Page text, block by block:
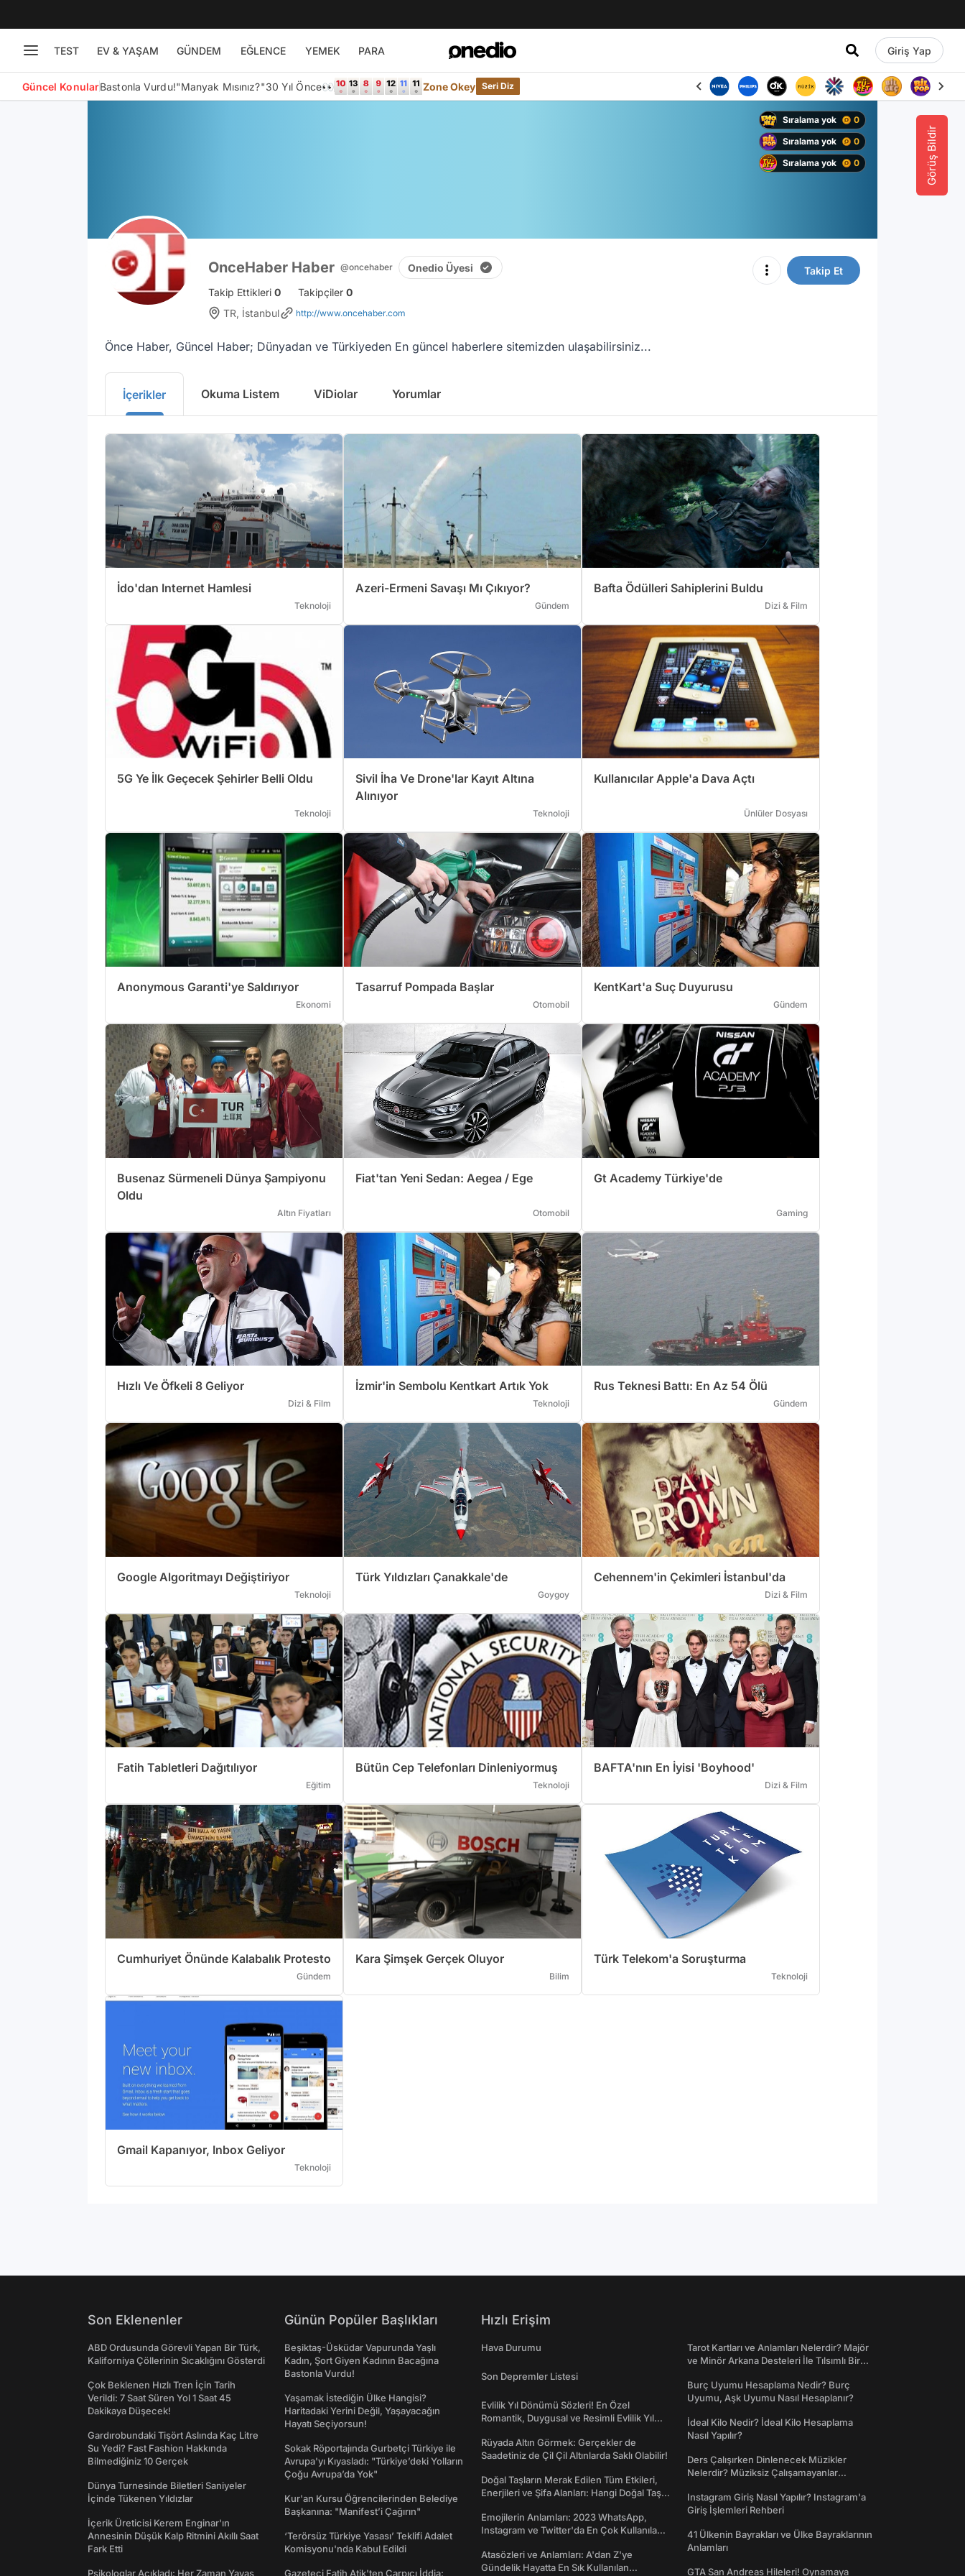
TEST EV & YAŞAM GÜNDEM EĞLENCE YEMEK PARA Giriş Yap
Güncel KonularBastonla Vurdu!"Manyak Mısınız?"30 Yıl Önce👀 Zone Okey Seri Diz
Görüş Bildir
Sıralama yok
0
Sıralama yok
0
Sıralama yok
0
Takip Et
OnceHaber Haber @oncehaber Onedio Üyesi
Takip Ettikleri 0 Takipçiler 0
TR, İstanbul
http://www.oncehaber.com
Önce Haber, Güncel Haber; Dünyadan ve Türkiyeden En güncel haberlere sitemizden ulaşabilirsiniz...
İçerikler Okuma Listem ViDiolar Yorumlar
İdo'dan Internet Hamlesi
Teknoloji
Azeri-Ermeni Savaşı Mı Çıkıyor?
Gündem
Bafta Ödülleri Sahiplerini Buldu
Dizi & Film
5G Ye İlk Geçecek Şehirler Belli Oldu
Teknoloji
Sivil İha Ve Drone'lar Kayıt Altına
Alınıyor
Teknoloji
Kullanıcılar Apple'a Dava Açtı
Ünlüler Dosyası
Anonymous Garanti'ye Saldırıyor
Ekonomi
Tasarruf Pompada Başlar
Otomobil
KentKart'a Suç Duyurusu
Gündem
Busenaz Sürmeneli Dünya Şampiyonu
Oldu
Altın Fiyatları
Fiat'tan Yeni Sedan: Aegea / Ege
Otomobil
Gt Academy Türkiye'de
Gaming
Hızlı Ve Öfkeli 8 Geliyor
Dizi & Film
İzmir'in Sembolu Kentkart Artık Yok
Teknoloji
Rus Teknesi Battı: En Az 54 Ölü
Gündem
Google Algoritmayı Değiştiriyor
Teknoloji
Türk Yıldızları Çanakkale'de
Goygoy
Cehennem'in Çekimleri İstanbul'da
Dizi & Film
Fatih Tabletleri Dağıtılıyor
Eğitim
Bütün Cep Telefonları Dinleniyormuş
Teknoloji
BAFTA'nın En İyisi 'Boyhood'
Dizi & Film
Cumhuriyet Önünde Kalabalık Protesto
Gündem
Kara Şimşek Gerçek Oluyor
Bilim
Türk Telekom'a Soruşturma
Teknoloji
Gmail Kapanıyor, Inbox Geliyor
Teknoloji
Son Eklenenler
ABD Ordusunda Görevli Yapan Bir Türk,
Kaliforniya Çöllerinin Sıcaklığını Gösterdi
Çok Beklenen Hızlı Tren İçin Tarih
Verildi: 7 Saat Süren Yol 1 Saat 45
Dakikaya Düşecek!
Gardırobundaki Tişört Aslında Kaç Litre
Su Yedi? Fast Fashion Hakkında
Bilmediğiniz 10 Gerçek
Dünya Turnesinde Biletleri Saniyeler
İçinde Tükenen Yıldızlar
İçerik Üreticisi Kerem Enginar'ın
Annesinin Düşük Kalp Ritmini Akıllı Saat
Fark Etti
Psikologlar Açıkladı: Her Zaman Yavaş
Günün Popüler Başlıkları
Beşiktaş-Üsküdar Vapurunda Yaşlı
Kadın, Şort Giyen Kadının Bacağına
Bastonla Vurdu!
Yaşamak İstediğin Ülke Hangisi?
Haritadaki Yerini Değil, Yaşayacağın
Hayatı Seçiyorsun!
Sokak Röportajında Gurbetçi Türkiye ile
Avrupa'yı Kıyasladı: "Türkiye’deki Yolların
Çoğu Avrupa’da Yok"
Kur'an Kursu Öğrencilerinden Belediye
Başkanına: "Manifest’i Çağırın"
‘Terörsüz Türkiye Yasası’ Teklifi Adalet
Komisyonu'nda Kabul Edildi
Gazeteci Fatih Atik'ten Çarpıcı İddia:
Hızlı Erişim
Hava Durumu
Son Depremler Listesi
Evlilik Yıl Dönümü Sözleri! En Özel
Romantik, Duygusal ve Resimli Evlilik Yıl
Rüyada Altın Görmek: Gerçekler de
Saadetiniz de Çil Çil Altınlarda Saklı Olabilir!
Doğal Taşların Merak Edilen Tüm Etkileri,
Enerjileri ve Şifa Alanları: Hangi Doğal Taş
Emojilerin Anlamları: 2023 WhatsApp,
Instagram ve Twitter'da En Çok Kullanılan
Atasözleri ve Anlamları: A'dan Z'ye
Gündelik Hayatta En Sık Kullanılan
Tarot Kartları ve Anlamları Nelerdir? Majör
ve Minör Arkana Desteleri İle Tılsımlı Bir
Burç Uyumu Hesaplama Nedir? Burç
Uyumu, Aşk Uyumu Nasıl Hesaplanır?
İdeal Kilo Nedir? İdeal Kilo Hesaplama
Nasıl Yapılır?
Ders Çalışırken Dinlenecek Müzikler
Nelerdir? Müziksiz Çalışamayanlar
Instagram Giriş Nasıl Yapılır? Instagram'a
Giriş İşlemleri Rehberi
41 Ülkenin Bayrakları ve Ülke Bayraklarının
Anlamları
GTA San Andreas Hileleri! Oynamaya